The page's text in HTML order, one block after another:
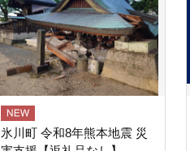
氷川町 令和8年熊本地震 災